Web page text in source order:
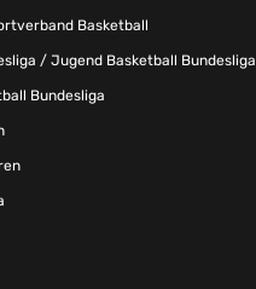
Basketball
/ Jugend Basketball Bundesliga
Bundesliga